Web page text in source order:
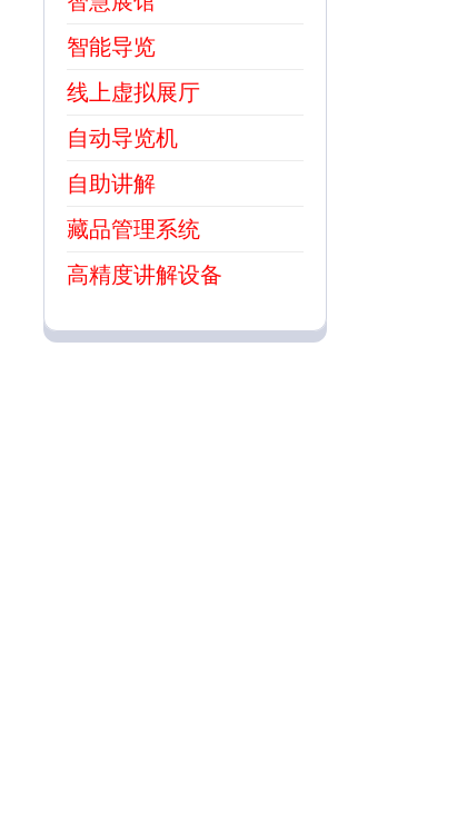
智能导览
线上虚拟展厅
自动导览机
自助讲解
藏品管理系统
高精度讲解设备